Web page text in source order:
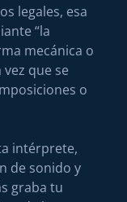
legales, esa
“la
mecánica o
que se
o
intérprete,
de sonido y
graba tu